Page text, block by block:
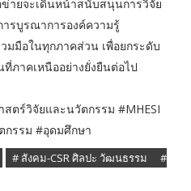
ายจะเดินหน้าสนับสนุนการวิจัย
ารบูรณาการองค์ความรู้
มมือในทุกภาคส่วน เพื่อยกระดับ
าคเหนืออย่างยั่งยืนต่อไป
ตร์วิจัยและนวัตกรรม #MHESI
กรรม #อุดมศึกษา
# สังคม-CSR ศิลปะ วัฒนธรรม​
#